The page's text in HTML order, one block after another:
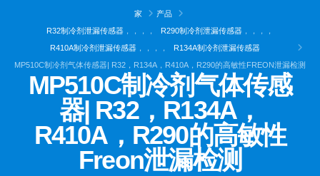
家
产品
R32制冷剂泄漏传感器 ，，，， R290制冷剂泄漏传感器 ，，，，
R410A制冷剂泄漏传感器，，，，
R134A制冷剂泄漏传感器
MP510C制冷剂气体传感器| R32，R134A，R410A，R290的高敏性FREON泄漏检测
MP510C制冷剂气体传感
器| R32，R134A，
R410A，R290的高敏性
Freon泄漏检测